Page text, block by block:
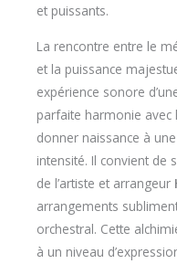
et puissants.
La rencontre entre le
et la puissance
expérience sonore
parfaite harmonie avec
donner naissance à
intensité. Il convient de
de l’artiste et arrangeur
arrangements
orchestral. Cette
à un niveau